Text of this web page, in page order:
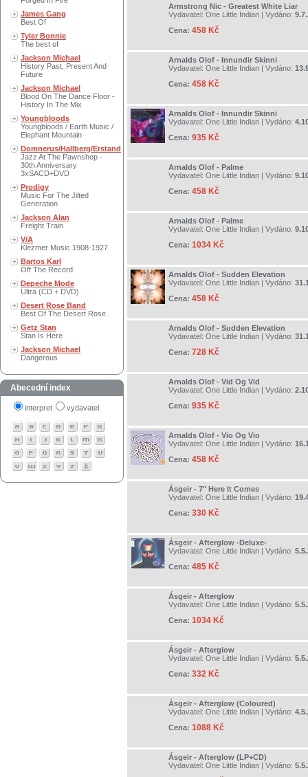
James Gang
Best Of
Tyler Bonnie
The best of
Jackson Michael
History Past, Present And
Future
Jackson Michael
Blood On The Dance Floor -
History In The Mix
Youngbloods
Youngbloods / Earth Music /
Elephant Mountain
Domnerus/Hallberg/Erstand
Jazz At The Pawnshop -
30th Anniversary
3xSACD+DVD
Prodigy
Music For The Jilted
Generation
Jackson Alan
Freight Train
V/A
Klezmer Music 1908-1927
Bartos Karl
Off The Record
Depeche Mode
Ultra (CD + DVD)
Desert Rose Band
Best Of The Desert Rose..
Getz Stan
Stan Is Here
Jackson Michael
Dangerous
Abecední index
interpret vydavatel
Armstrong Nic - Greatest White Liar
Vydavatel: One Little Indian | Vydáno:
Cena: 458 Kč
Arnalds Olof - Innundir Skinni
Vydavatel: One Little Indian | Vydáno:
Cena: 458 Kč
Arnalds Olof - Innundir Skinni
Vydavatel: One Little Indian | Vydáno:
Cena: 935 Kč
Arnalds Olof - Palme
Vydavatel: One Little Indian | Vydáno:
Cena: 458 Kč
Arnalds Olof - Palme
Vydavatel: One Little Indian | Vydáno:
Cena: 1034 Kč
Arnalds Olof - Sudden Elevation
Vydavatel: One Little Indian | Vydáno:
Cena: 458 Kč
Arnalds Olof - Sudden Elevation
Vydavatel: One Little Indian | Vydáno:
Cena: 728 Kč
Arnalds Olof - Vid Og Vid
Vydavatel: One Little Indian | Vydáno:
Cena: 935 Kč
Arnalds Olof - Vio Og Vio
Vydavatel: One Little Indian | Vydáno:
Cena: 458 Kč
Ásgeir - 7" Here It Comes
Vydavatel: One Little Indian | Vydáno:
Cena: 330 Kč
Ásgeir - Afterglow -Deluxe-
Vydavatel: One Little Indian | Vydáno:
Cena: 485 Kč
Ásgeir - Afterglow
Vydavatel: One Little Indian | Vydáno:
Cena: 1034 Kč
Ásgeir - Afterglow
Vydavatel: One Little Indian | Vydáno:
Cena: 332 Kč
Ásgeir - Afterglow (Coloured)
Vydavatel: One Little Indian | Vydáno:
Cena: 1088 Kč
Ásgeir - Afterglow (LP+CD)
Vydavatel: One Little Indian | Vydáno: